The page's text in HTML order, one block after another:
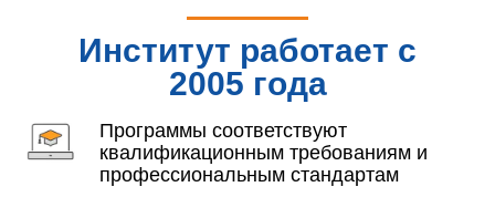
Институт работает с
2005 года
Программы соответствуют
квалификационным требованиям и
профессиональным стандартам